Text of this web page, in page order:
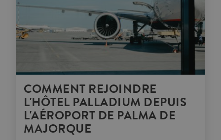
COMMENT REJOINDRE
L'HÔTEL PALLADIUM DEPUIS
L'AÉROPORT DE PALMA DE
MAJORQUE